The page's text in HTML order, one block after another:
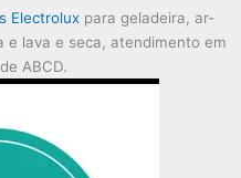
Electrolux para geladeira, ar-
e lava e seca, atendimento em
ABCD.